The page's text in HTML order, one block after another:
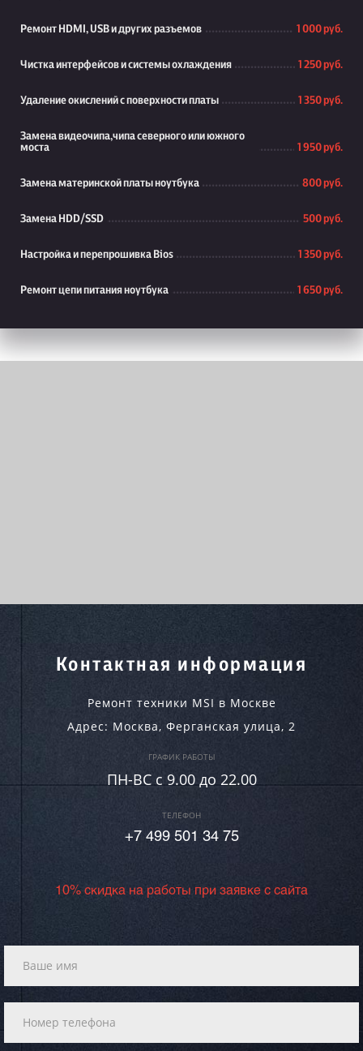
Ремонт HDMI, USB и других разъемов 1 000 руб.
Чистка интерфейсов и системы охлаждения 1 250 руб.
Удаление окислений с поверхности платы 1 350 руб.
Замена видеочипа,чипа северного или южного
моста
1 950 руб.
Замена материнской платы ноутбука 800 руб.
Замена HDD/SSD 500 руб.
Настройка и перепрошивка Bios 1 350 руб.
Ремонт цепи питания ноутбука 1 650 руб.
Контактная информация
Ремонт техники MSI в Москве
Адрес: Москва, Ферганская улица, 2
ГРАФИК РАБОТЫ
ПН-ВC c 9.00 до 22.00
ТЕЛЕФОН
+7 499 501 34 75
10% скидка на работы при заявке с сайта